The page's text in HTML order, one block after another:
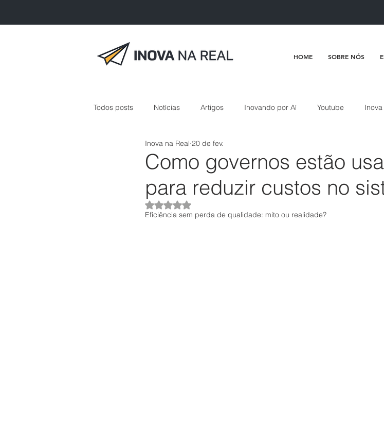
HOME SOBRE NÓS
Todos posts Notícias Artigos Inovando por Aí Youtube
inovação em saúde
Como governos estão
para reduzir custos no
Inova na Real 20 de fev.
Avaliado com NaN de 5 estrelas.
Eficiência sem perda de qualidade: mito ou realidade?